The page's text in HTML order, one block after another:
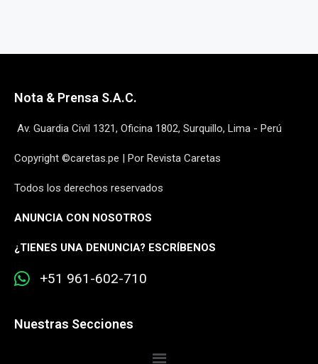
Nota & Prensa S.A.C.
Av. Guardia Civil 1321, Oficina 1802, Surquillo, Lima - Perú
Copyright ©caretas.pe | Por Revista Caretas
Todos los derechos reservados
ANUNCIA CON NOSOTROS
¿TIENES UNA DENUNCIA? ESCRÍBENOS
+51 961-602-710
Nuestras Secciones